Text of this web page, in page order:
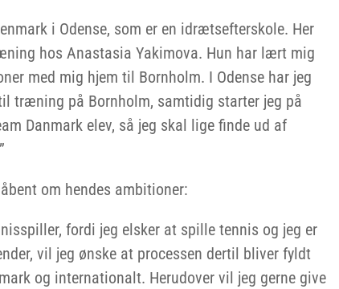
i Odense, som er en idrætsefterskole. Her
hos Anastasia Yakimova. Hun har lært mig
med mig hjem til Bornholm. I Odense har jeg
træning på Bornholm, samtidig starter jeg på
Danmark elev, så jeg skal lige finde ud af
om hendes ambitioner:
fordi jeg elsker at spille tennis og jeg er
vil jeg ønske at processen dertil bliver fyldt
og internationalt. Herudover vil jeg gerne give